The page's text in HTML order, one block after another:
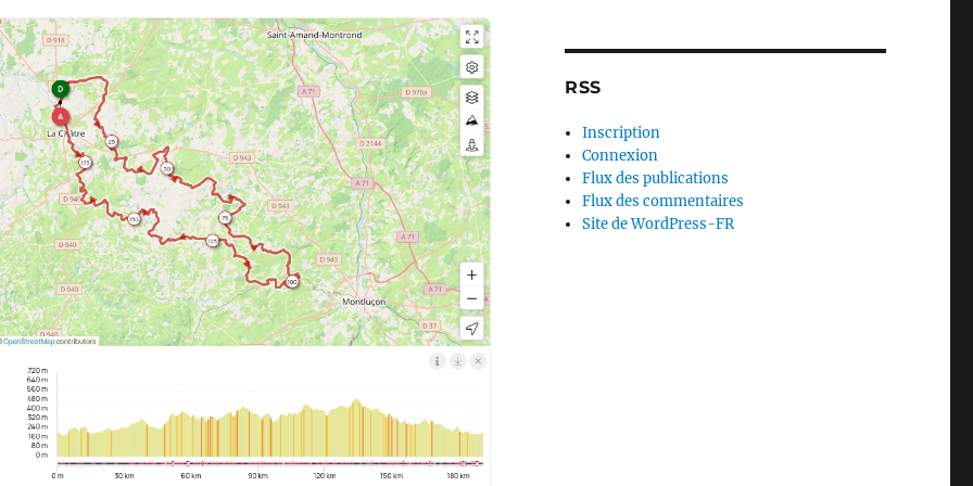
RSS
Inscription
Connexion
Flux des publications
Flux des commentaires
Site de WordPress-FR